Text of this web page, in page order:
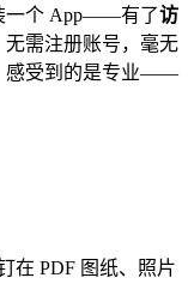
一个 App——有了访
需注册账号，毫无
感受到的是专业——
在 PDF 图纸、照片